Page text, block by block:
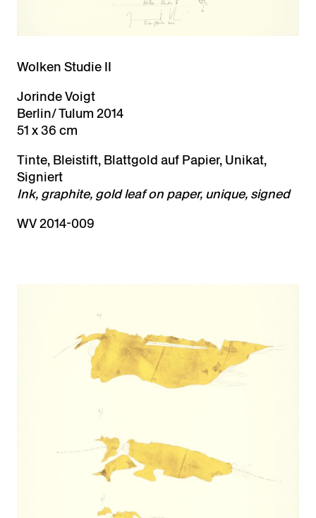
Wolken Studie II
Jorinde Voigt
Berlin/ Tulum 2014
51 x 36 cm
Tinte, Bleistift, Blattgold auf Papier, Unikat,
Signiert
Ink, graphite, gold leaf on paper, unique, signed
WV 2014-009